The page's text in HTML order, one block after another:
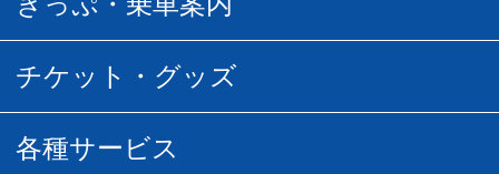
所要時間
空の散歩道
団体乗車
乗車券の種類
チケット・グッズ
駅窓口販売チケット
各種サービス